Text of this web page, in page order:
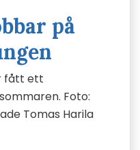
på
fått ett
Foto:
Tomas Harila